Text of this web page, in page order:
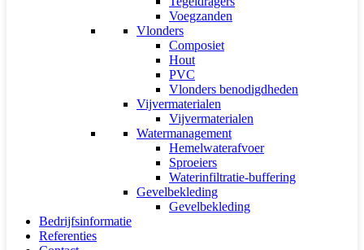
Voegzanden
Vlonders
Composiet
Hout
PVC
Vlonders benodigdheden
Vijvermaterialen
Vijvermaterialen
Watermanagement
Hemelwaterafvoer
Sproeiers
Waterinfiltratie-buffering
Gevelbekleding
Gevelbekleding
Bedrijfsinformatie
Referenties